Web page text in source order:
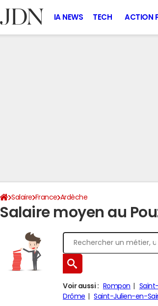
IA NEWS TECH ACTION
Salaire France Ardèche
Salaire moyen au
Voir aussi : Rompon
Drôme
Saint-Julien-en-